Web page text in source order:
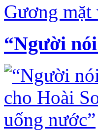
Gương mặt
“Người